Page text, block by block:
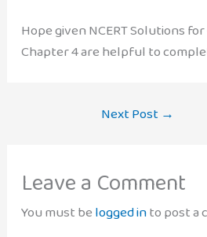
Hope given NCERT Solutions
Chapter 4 are helpful to
Next Post →
Leave a Comment
You must belogged into post a